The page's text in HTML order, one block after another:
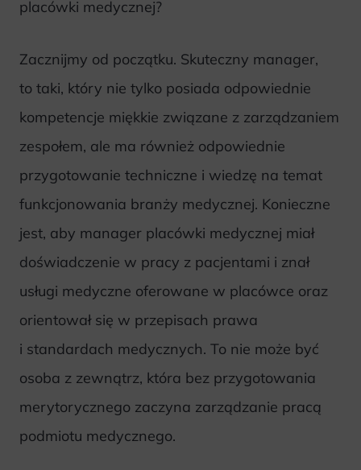
placówki medycznej?
Zacznijmy od początku. Skuteczny manager,
to taki, który nie tylko posiada odpowiednie
kompetencje miękkie związane z zarządzaniem
zespołem, ale ma również odpowiednie
przygotowanie techniczne i wiedzę na temat
funkcjonowania branży medycznej. Konieczne
jest, aby manager placówki medycznej miał
doświadczenie w pracy z pacjentami i znał
usługi medyczne oferowane w placówce oraz
orientował się w przepisach prawa
i standardach medycznych. To nie może być
osoba z zewnątrz, która bez przygotowania
merytorycznego zaczyna zarządzanie pracą
podmiotu medycznego.